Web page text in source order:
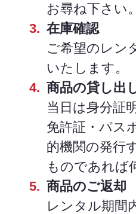
お尋ね下さい。
在庫確認
ご希望のレン
いたします。
商品の貸し出
当日は身分証
免許証・パス
的機関の発行
ものであれば
商品のご返却
レンタル期間